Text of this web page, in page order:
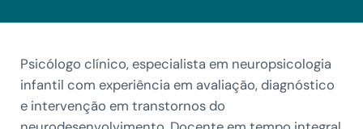
Psicólogo clínico, especialista em neuropsicologia
infantil com experiência em avaliação, diagnóstico
e intervenção em transtornos do